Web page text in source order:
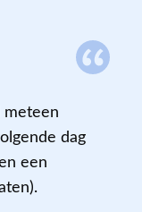
meteen
dag
een